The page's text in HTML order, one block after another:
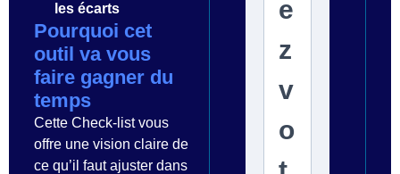
les écarts
Pourquoi cet
outil va vous
faire gagner du
temps
Cette Check-list vous
offre une vision claire de
ce qu’il faut ajuster dans